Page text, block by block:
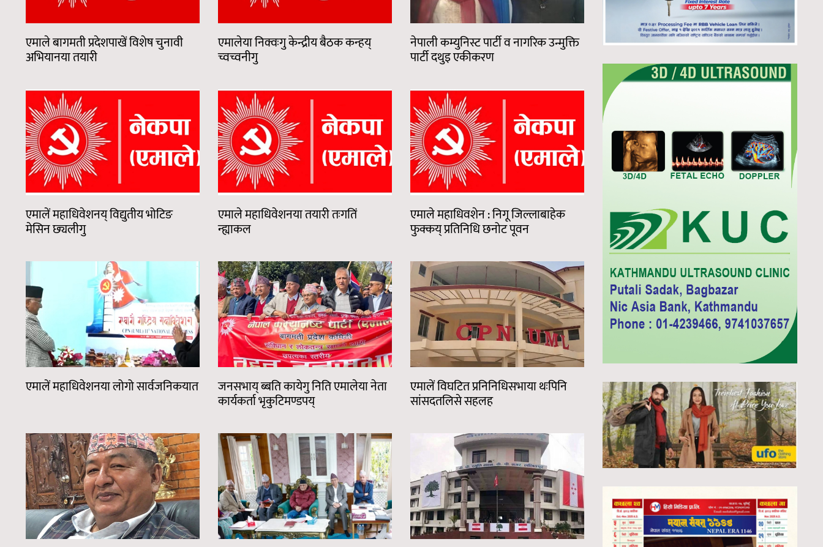
एमाले बागमती प्रदेशपाखें विशेष चुनावी
अभियानया तयारी
एमालेया निक्वःगु केन्द्रीय बैठक कन्हय्
च्वच्वनीगु
नेपाली कम्युनिस्ट पार्टी व नागरिक उन्मुक्ति
पार्टी दथुइ एकीकरण
एमालें महाधिवेशनय् विद्युतीय भोटिङ
मेसिन छ्यलीगु
एमाले महाधिवेशनया तयारी तःगतिं
न्ह्याकल
एमाले महाधिवशेन : निगू जिल्लाबाहेक
फुक्कय् प्रतिनिधि छनोट पूवन
एमालें महाधिवेशनया लोगो सार्वजनिकयात जनसभाय् ब्बति कायेगु निति एमालेया नेता
कार्यकर्ता भृकुटिमण्डपय्
एमालें विघटित प्रनिनिधिसभाया थःपिनि
सांसदतलिसे सहलह